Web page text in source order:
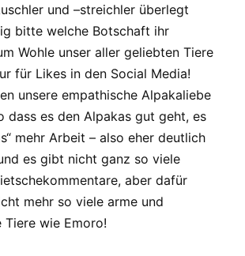
und –streichler überlegt
bitte welche Botschaft ihr
Wohle unser aller geliebten Tiere
für Likes in den Social Media!
unsere empathische Alpakaliebe
dass es den Alpakas gut geht, es
mehr Arbeit – also eher deutlich
es gibt nicht ganz so viele
aber dafür
mehr so viele arme und
Tiere wie Emoro!